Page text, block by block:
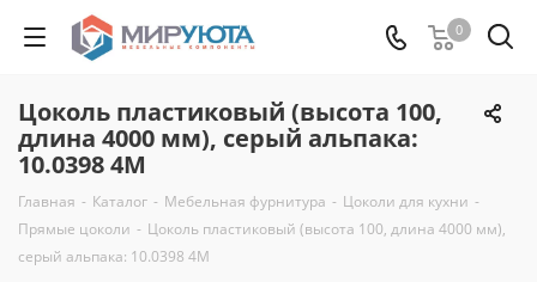
0
Цоколь пластиковый (высота 100,
длина 4000 мм), серый альпака:
10.0398 4M
Главная - Каталог - Мебельная фурнитура - Цоколи для кухни -
Прямые цоколи - Цоколь пластиковый (высота 100, длина 4000 мм),
серый альпака: 10.0398 4M